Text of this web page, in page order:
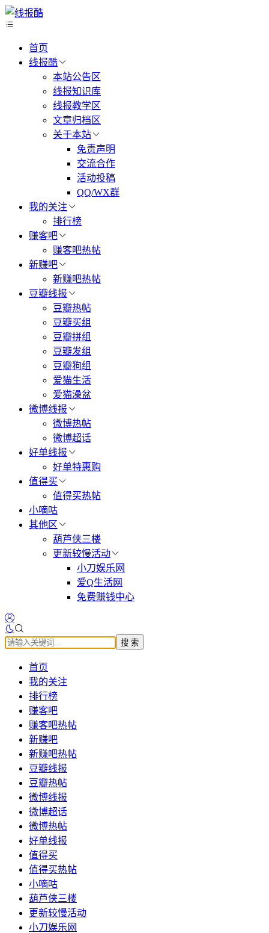
首页
线报酷
本站公告区
线报知识库
线报教学区
文章归档区
关于本站
免责声明
交流合作
活动投稿
QQ/WX群
我的关注
排行榜
赚客吧
赚客吧热帖
新赚吧
新赚吧热帖
豆瓣线报
豆瓣热帖
豆瓣买组
豆瓣拼组
豆瓣发组
豆瓣狗组
爱猫生活
爱猫澡盆
微博线报
微博热帖
微博超话
好单线报
好单特惠购
值得买
值得买热帖
小嘀咕
其他区
葫芦侠三楼
更新较慢活动
小刀娱乐网
爱Q生活网
免费赚钱中心
搜 索
首页
我的关注
排行榜
赚客吧
赚客吧热帖
新赚吧
新赚吧热帖
豆瓣线报
豆瓣热帖
微博线报
微博超话
微博热帖
好单线报
值得买
值得买热帖
小嘀咕
葫芦侠三楼
更新较慢活动
小刀娱乐网